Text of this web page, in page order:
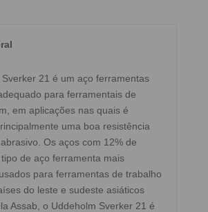
21 é um aço ferramentas
para ferramentais de
em aplicações nas quais é
uma boa resistência
Os aços com 12% de
de aço ferramenta mais
para ferramentas de trabalho
do leste e sudeste asiáticos
Assab, o Uddeholm Sverker 21 é